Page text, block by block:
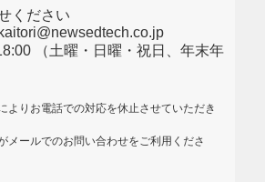
ください
（土曜・日曜・祝日、年末年
よりお電話での対応を休止させていただき
メールでのお問い合わせをご利用くださ